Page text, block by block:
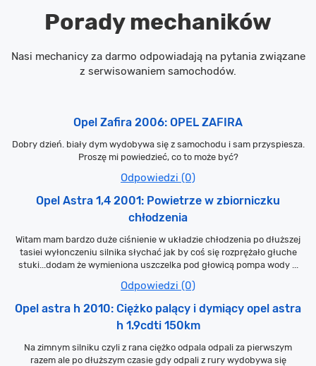
Porady mechaników
Nasi mechanicy za darmo odpowiadają na pytania związane
z serwisowaniem samochodów.
Opel Zafira 2006: OPEL ZAFIRA
Dobry dzień. biały dym wydobywa się z samochodu i sam przyspiesza.
Proszę mi powiedzieć, co to może być?
Odpowiedzi (0)
Opel Astra 1,4 2001: Powietrze w zbiorniczku
chłodzenia
Witam mam bardzo duże ciśnienie w układzie chłodzenia po dłuższej
tasiei wyłonczeniu silnika słychać jak by coś się rozprężało głuche
stuki...dodam że wymieniona uszczelka pod głowicą pompa wody ...
Odpowiedzi (0)
Opel astra h 2010: Ciężko palący i dymiący opel astra
h 1.9cdti 150km
Na zimnym silniku czyli z rana ciężko odpala odpali za pierwszym
razem ale po dłuższym czasie gdy odpali z rury wydobywa się